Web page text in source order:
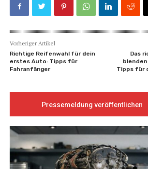
Vorheriger Artikel
Richtige Reifenwahl für dein
erstes Auto: Tipps für
Fahranfänger
Das
Tipps für
Pressemeldung veröffentlichen